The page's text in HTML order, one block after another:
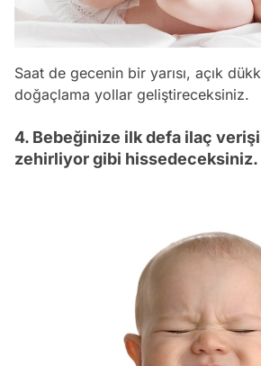
Saat de gecenin bir yarısı, açık
doğaçlama yollar geliştireceksiniz.
4. Bebeğinize ilk defa ilaç
zehirliyor gibi hissedeceksiniz.